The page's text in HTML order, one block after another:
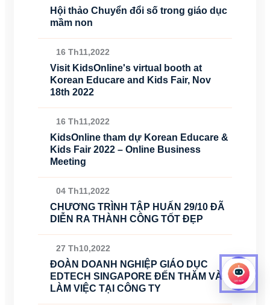
Hội thảo Chuyển đổi số trong giáo dục
mầm non
16 Th11,2022
Visit KidsOnline's virtual booth at
Korean Educare and Kids Fair, Nov
18th 2022
16 Th11,2022
KidsOnline tham dự Korean Educare &
Kids Fair 2022 – Online Business
Meeting
04 Th11,2022
CHƯƠNG TRÌNH TẬP HUẤN 29/10 ĐÃ
DIỄN RA THÀNH CÔNG TỐT ĐẸP
27 Th10,2022
ĐOÀN DOANH NGHIỆP GIÁO DỤC
EDTECH SINGAPORE ĐẾN THĂM VÀ
LÀM VIỆC TẠI CÔNG TY